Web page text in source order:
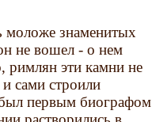
моложе знаменитых
не вошел - о нем
римлян эти камни не
сами строили
был первым биографом